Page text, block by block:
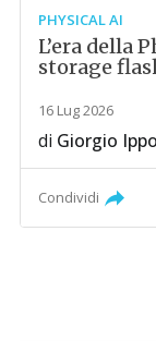
PHYSICAL AI
L’era della
storage
16 Lug 2026
di Giorgio
Condividi